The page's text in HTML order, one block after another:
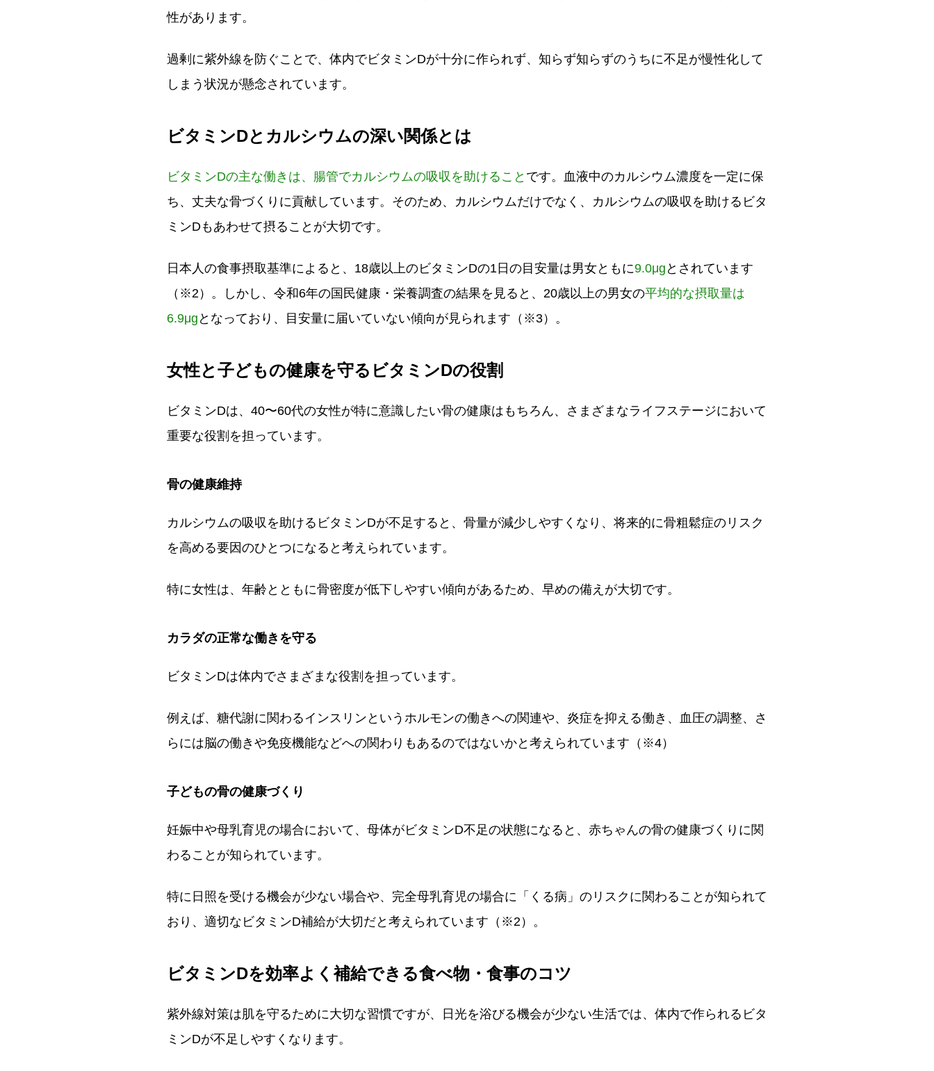
性があります。
過剰に紫外線を防ぐことで、体内でビタミンDが十分に作られず、知らず知らずのうちに不足が慢性化して
しまう状況が懸念されています。
ビタミンDとカルシウムの深い関係とは
ビタミンDの主な働きは、腸管でカルシウムの吸収を助けること です。血液中のカルシウム濃度を一定に保
ち、丈夫な骨づくりに貢献しています。そのため、カルシウムだけでなく、カルシウムの吸収を助けるビタ
ミンDもあわせて摂ることが大切です。
日本人の食事摂取基準によると、18歳以上のビタミンDの1日の目安量は男女ともに9.0μg とされています
（※2）。しかし、令和6年の国民健康・栄養調査の結果を見ると、20歳以上の男女の平均的な摂取量は
6.9μg となっており、目安量に届いていない傾向が見られます（※3）。
女性と子どもの健康を守るビタミンDの役割
ビタミンDは、40〜60代の女性が特に意識したい骨の健康はもちろん、さまざまなライフステージにおいて
重要な役割を担っています。
骨の健康維持
カルシウムの吸収を助けるビタミンDが不足すると、骨量が減少しやすくなり、将来的に骨粗鬆症のリスク
を高める要因のひとつになると考えられています。
特に女性は、年齢とともに骨密度が低下しやすい傾向があるため、早めの備えが大切です。
カラダの正常な働きを守る
ビタミンDは体内でさまざまな役割を担っています。
例えば、糖代謝に関わるインスリンというホルモンの働きへの関連や、炎症を抑える働き、血圧の調整、さ
らには脳の働きや免疫機能などへの関わりもあるのではないかと考えられています（※4）
子どもの骨の健康づくり
妊娠中や母乳育児の場合において、母体がビタミンD不足の状態になると、赤ちゃんの骨の健康づくりに関
わることが知られています。
特に日照を受ける機会が少ない場合や、完全母乳育児の場合に「くる病」のリスクに関わることが知られて
おり、適切なビタミンD補給が大切だと考えられています（※2）。
ビタミンDを効率よく補給できる食べ物・食事のコツ
紫外線対策は肌を守るために大切な習慣ですが、日光を浴びる機会が少ない生活では、体内で作られるビタ
ミンDが不足しやすくなります。